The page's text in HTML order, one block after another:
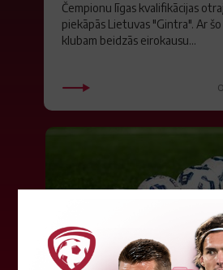
Čempionu līgas kvalifikācijas
piekāpās Lietuvas "Gintra". Ar
klubam beidzās eirokausu...